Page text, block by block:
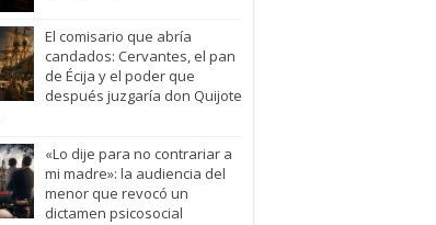
El comisario que abría
candados: Cervantes, el pan
de Écija y el poder que
después juzgaría don Quijote
«Lo dije para no contrariar a
mi madre»: la audiencia del
menor que revocó un
dictamen psicosocial